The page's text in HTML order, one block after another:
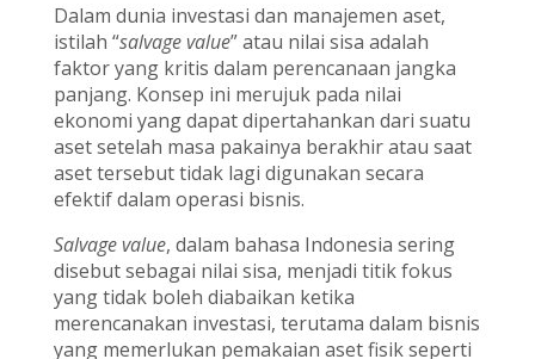
Dalam dunia investasi dan manajemen aset,
istilah “salvage value” atau nilai sisa adalah
faktor yang kritis dalam perencanaan jangka
panjang. Konsep ini merujuk pada nilai
ekonomi yang dapat dipertahankan dari suatu
aset setelah masa pakainya berakhir atau saat
aset tersebut tidak lagi digunakan secara
efektif dalam operasi bisnis.
Salvage value, dalam bahasa Indonesia sering
disebut sebagai nilai sisa, menjadi titik fokus
yang tidak boleh diabaikan ketika
merencanakan investasi, terutama dalam bisnis
yang memerlukan pemakaian aset fisik seperti